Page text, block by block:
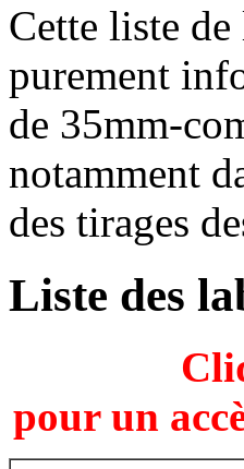
Cette liste
purement
de 35mm-
notamment
des tirages
Liste des
pour un